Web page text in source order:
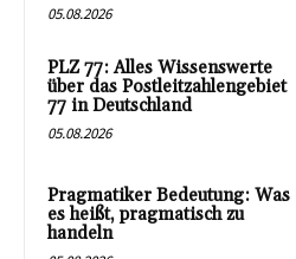
05.08.2026
PLZ 77: Alles Wissenswerte
über das Postleitzahlengebiet
77 in Deutschland
05.08.2026
Pragmatiker Bedeutung: Was
es heißt, pragmatisch zu
handeln